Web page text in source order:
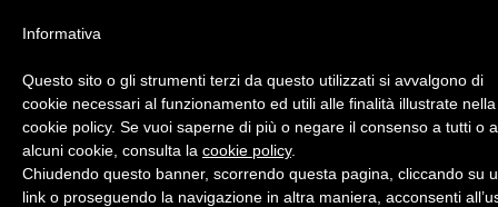
Login Registrazione
Informativa
Questo sito o gli strumenti terzi da questo utilizzati si avvalgono di
cookie necessari al funzionamento ed utili alle finalità illustrate nella
cookie policy. Se vuoi saperne di più o negare il consenso a tutti o
alcuni cookie, consulta la cookie policy.
Chiudendo questo banner, scorrendo questa pagina, cliccando su
link o proseguendo la navigazione in altra maniera, acconsenti